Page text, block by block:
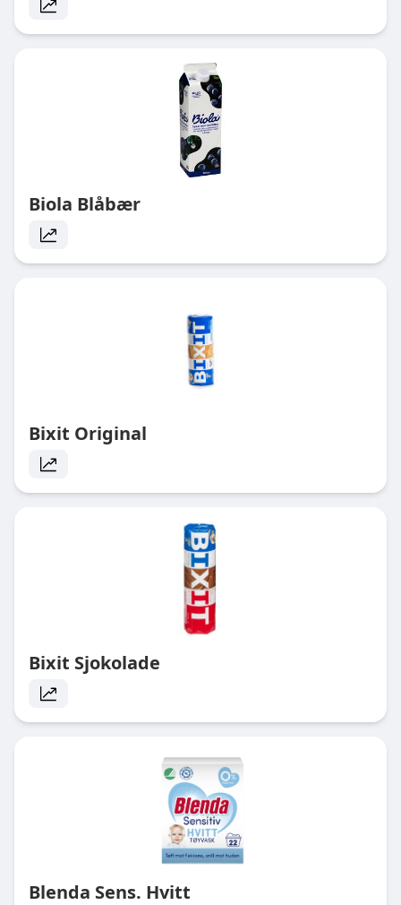
Biola Blåbær
Bixit Original
Bixit Sjokolade
Blenda Sens. Hvitt